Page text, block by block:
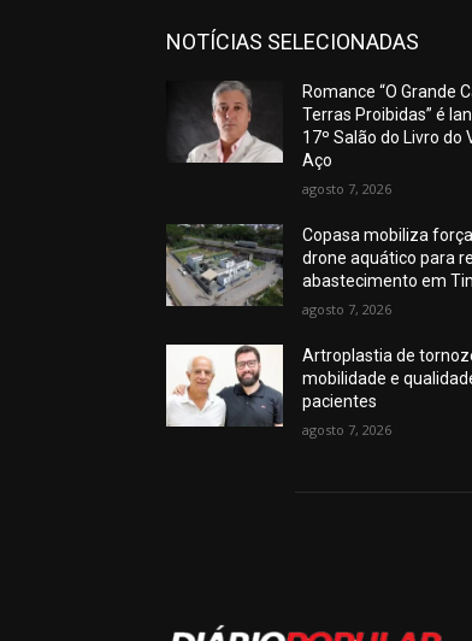
NOTÍCIAS SELECIONADAS
Romance “O Grande
Terras Proibidas” é
17º Salão do Livro do
Aço
agosto 7, 2026
Copasa mobiliza
drone aquático para
abastecimento em
agosto 7, 2026
Artroplastia de
mobilidade e
pacientes
agosto 7, 2026